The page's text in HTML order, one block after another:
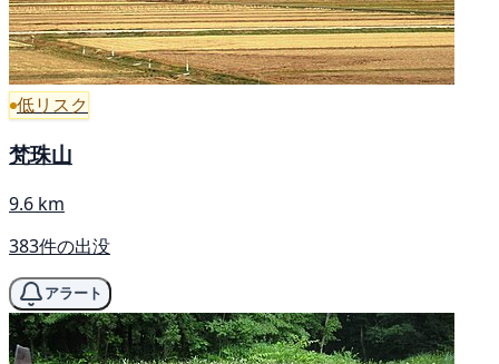
低リスク
梵珠山
9.6 km
383件の出没
アラート